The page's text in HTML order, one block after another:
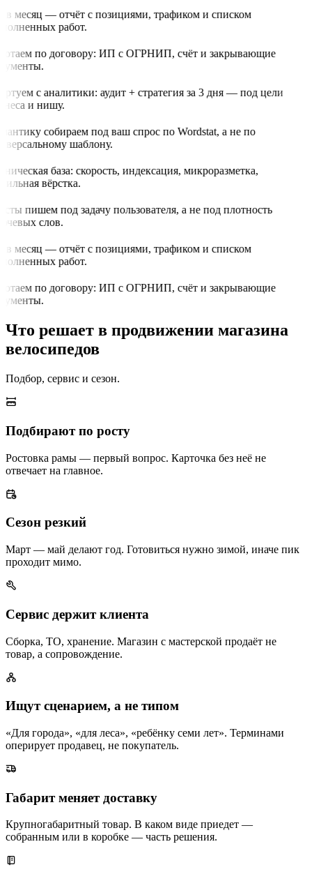
в месяц — отчёт с позициями, трафиком и списком
работ.
по договору: ИП с ОГРНИП, счёт и закрывающие
с аналитики: аудит + стратегия за 3 дня — под цели
и нишу.
собираем под ваш спрос по Wordstat, а не по
шаблону.
база: скорость, индексация, микроразметка,
вёрстка.
пишем под задачу пользователя, а не под плотность
слов.
в месяц — отчёт с позициями, трафиком и списком
работ.
по договору: ИП с ОГРНИП, счёт и закрывающие
Что решает в продвижении магазина
велосипедов
Подбор, сервис и сезон.
Подбирают по росту
Ростовка рамы — первый вопрос. Карточка без неё не
отвечает на главное.
Сезон резкий
Март — май делают год. Готовиться нужно зимой, иначе пик
проходит мимо.
Сервис держит клиента
Сборка, ТО, хранение. Магазин с мастерской продаёт не
товар, а сопровождение.
Ищут сценарием, а не типом
«Для города», «для леса», «ребёнку семи лет». Терминами
оперирует продавец, не покупатель.
Габарит меняет доставку
Крупногабаритный товар. В каком виде приедет —
собранным или в коробке — часть решения.